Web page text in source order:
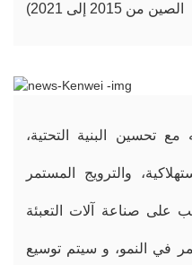
الصين من 2015 إلى 2021)
تحسين البنية التحتية،
والترويج المستمر
على صناعة آلات التعبئة
في النمو، و سيتم توسيع